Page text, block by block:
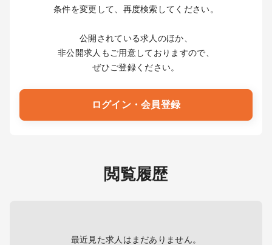
クリニック開業
条件を変更して、再度検索してください。
公開されている求人のほか、
非公開求人もご用意しておりますので、
ぜひご登録ください。
ログイン・会員登録
閲覧履歴
最近見た求人はまだありません。